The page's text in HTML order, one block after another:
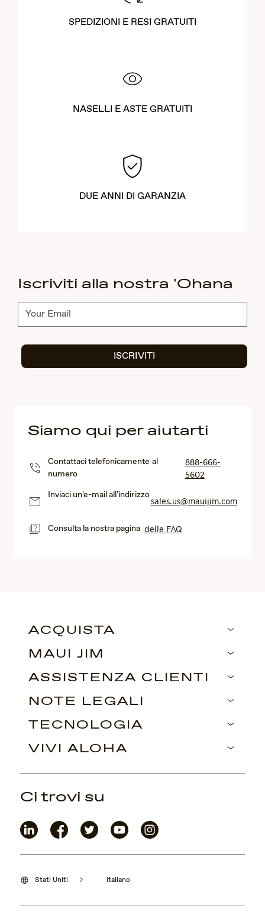
SPEDIZIONI E RESI GRATUITI
NASELLI E ASTE GRATUITI
DUE ANNI DI GARANZIA
Iscriviti alla nostra 'Ohana
Abbonati
ISCRIVITI
Siamo qui per aiutarti
Contattaci telefonicamente al
numero
888-666-
5602
Inviaci un'e-mail all'indirizzo
sales.us@mauijim.com
Consulta la nostra pagina delle FAQ
ACQUISTA
MAUI JIM
ASSISTENZA CLIENTI
NOTE LEGALI
TECNOLOGIA
VIVI ALOHA
Stati Uniti italiano
Ci trovi su